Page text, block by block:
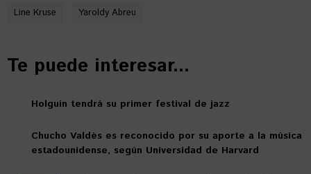
Line Kruse Yaroldy Abreu
Te puede interesar...
Holguín tendrá su primer festival de jazz
Chucho Valdés es reconocido por su aporte a la música
estadounidense, según Universidad de Harvard